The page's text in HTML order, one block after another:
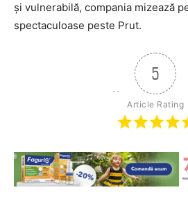
și vulnerabilă, compania mizează
spectaculoase peste Prut.
5
Article Rating